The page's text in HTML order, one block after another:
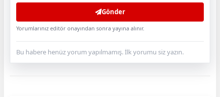
Gönder
Yorumlarınız editör onayından sonra yayına alınır.
Bu habere henüz yorum yapılmamış. İlk yorumu siz yazın.